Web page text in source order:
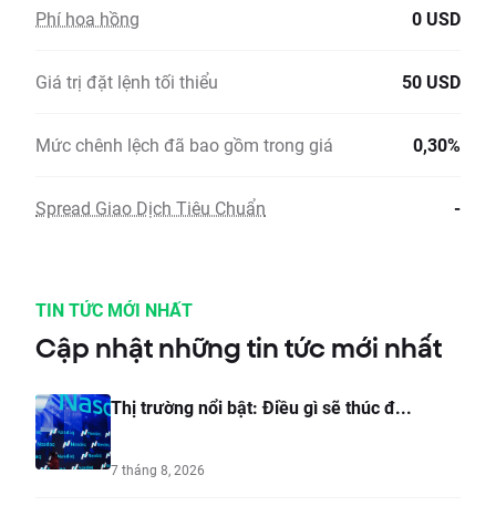
Phí hoa hồng 0 USD
Giá trị đặt lệnh tối thiểu 50 USD
Mức chênh lệch đã bao gồm trong giá 0,30%
Spread Giao Dịch Tiêu Chuẩn -
TIN TỨC MỚI NHẤT
Cập nhật những tin tức mới nhất
Thị trường nổi bật: Điều gì sẽ thúc đ...
7 tháng 8, 2026